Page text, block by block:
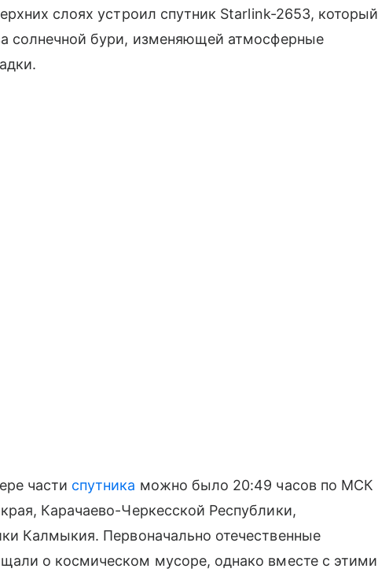
слоях устроил спутник Starlink-2653, который
солнечной бури, изменяющей атмосферные
части спутника можно было 20:49 часов по МСК
Карачаево-Черкесской Республики,
Калмыкия. Первоначально отечественные
о космическом мусоре, однако вместе с этими